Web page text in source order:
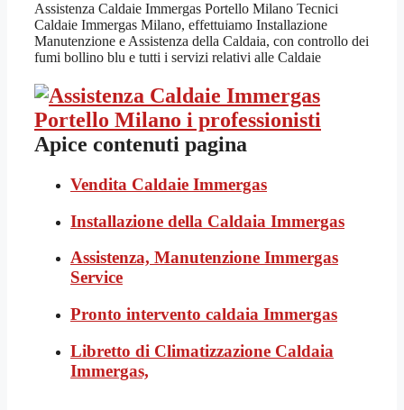
Assistenza Caldaie Immergas Portello Milano Tecnici
Caldaie Immergas Milano, effettuiamo Installazione
Manutenzione e Assistenza della Caldaia, con controllo dei
fumi bollino blu e tutti i servizi relativi alle Caldaie
Apice contenuti pagina
Vendita Caldaie Immergas
Installazione della Caldaia Immergas
Assistenza, Manutenzione Immergas
Service
Pronto intervento caldaia Immergas
Libretto di Climatizzazione Caldaia
Immergas,